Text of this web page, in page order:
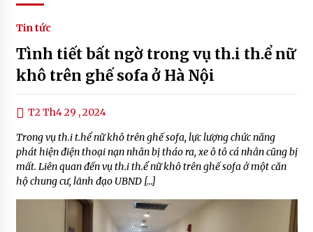
Tin tức
Tình tiết bất ngờ trong vụ th.i th.ể nữ
khô trên ghế sofa ở Hà Nội
T2 Th4 29 , 2024
Trong vụ th.i t.hể nữ khô trên ghế sofa, lực lượng chức năng
phát hiện điện thoại nạn nhân bị tháo ra, xe ô tô cá nhân cũng bị
mất. Liên quan đến vụ th.i th.ể nữ khô trên ghế sofa ở một căn
hộ chung cư, lãnh đạo UBND […]